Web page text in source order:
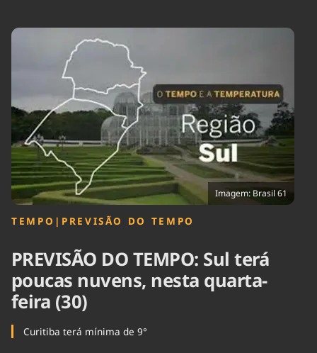
Brasil Mineral
Ciência &
Tecnologia
Cinema
Comportamento
Cultura
Economia
Educação
Infraestrutura
Internacional
Política
Saúde
Tempo
Imagem: Brasil 61
TEMPO | PREVISÃO DO TEMPO
PREVISÃO DO TEMPO: Sul terá
poucas nuvens, nesta quarta-
feira (30)
Curitiba terá mínima de 9°